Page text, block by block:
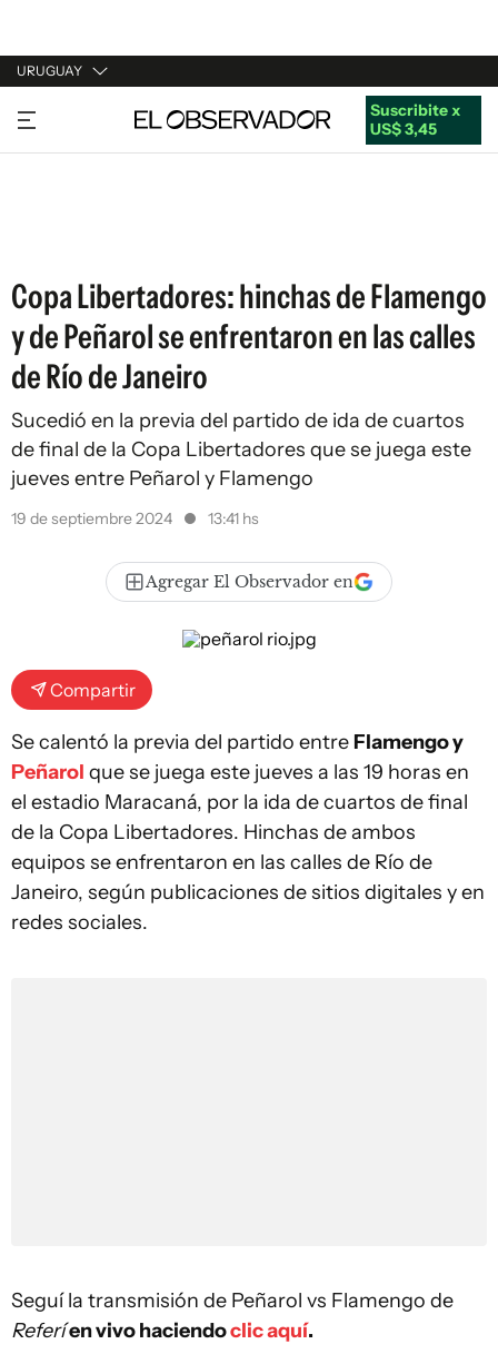
URUGUAY
URUGUAY
ARGENTINA
Suscribite x
US$ 3,45
Copa Libertadores: hinchas de Flamengo
y de Peñarol se enfrentaron en las calles
de Río de Janeiro
Sucedió en la previa del partido de ida de cuartos
de final de la Copa Libertadores que se juega este
jueves entre Peñarol y Flamengo
19 de septiembre 2024 13:41 hs
Agregar El Observador en
Compartir
Se calentó la previa del partido entre Flamengo y
Peñarol que se juega este jueves a las 19 horas en
el estadio Maracaná, por la ida de cuartos de final
de la Copa Libertadores. Hinchas de ambos
equipos se enfrentaron en las calles de Río de
Janeiro, según publicaciones de sitios digitales y en
redes sociales.
Seguí la transmisión de Peñarol vs Flamengo de
Referíen vivo haciendoclic aquí.